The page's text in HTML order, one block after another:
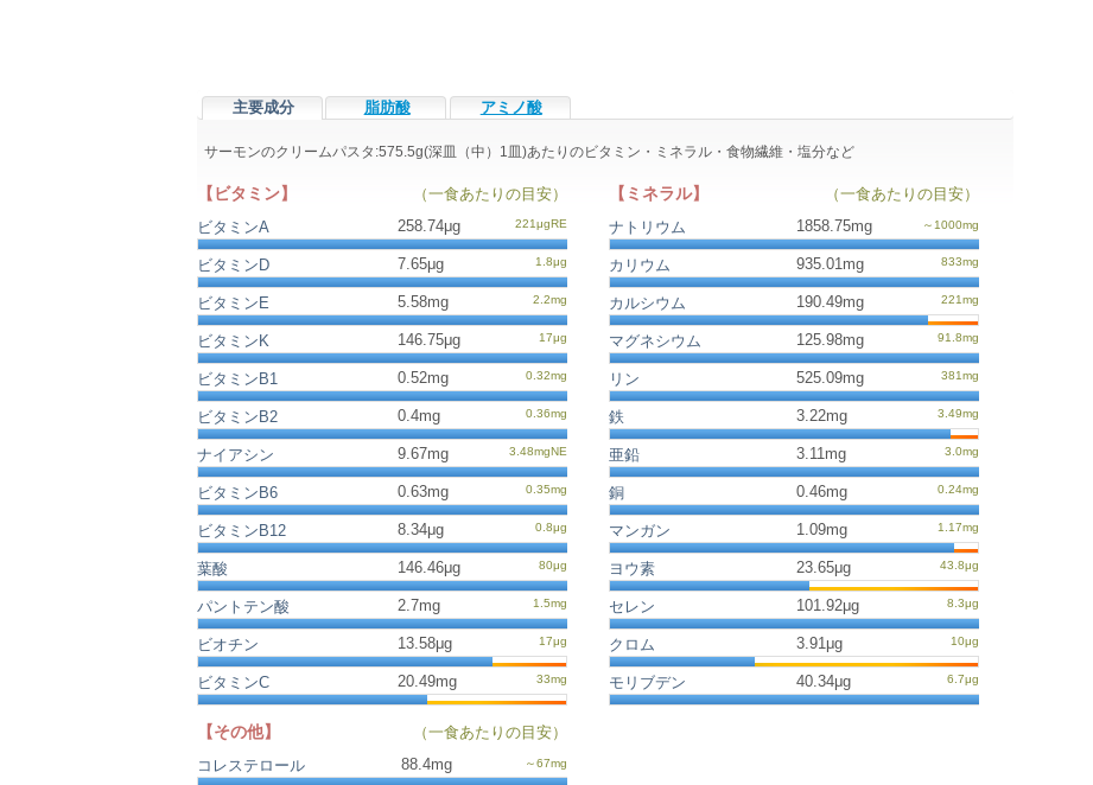
主要成分 脂肪酸 アミノ酸
サーモンのクリームパスタ:575.5g(深皿（中）1皿)あたりのビタミン・ミネラル・食物繊維・塩分など
【ビタミン】
（一食あたりの目安）
ビタミンA
258.74μg
ビタミンD 7.65μg
ビタミンE 5.58mg
ビタミンK 146.75μg
ビタミンB1 0.52mg
ビタミンB2 0.4mg
ナイアシン 9.67mg
ビタミンB6 0.63mg
ビタミンB12 8.34μg
葉酸 146.46μg
パントテン酸 2.7mg
ビオチン 13.58μg
ビタミンC 20.49mg
【ミネラル】
（一食あたりの目安）
ナトリウム
1858.75mg
カリウム 935.01mg
カルシウム 190.49mg
マグネシウム 125.98mg
リン 525.09mg
鉄 3.22mg
亜鉛 3.11mg
銅 0.46mg
マンガン 1.09mg
ヨウ素 23.65μg
セレン 101.92μg
クロム 3.91μg
モリブデン 40.34μg
【その他】
（一食あたりの目安）
コレステロール
88.4mg